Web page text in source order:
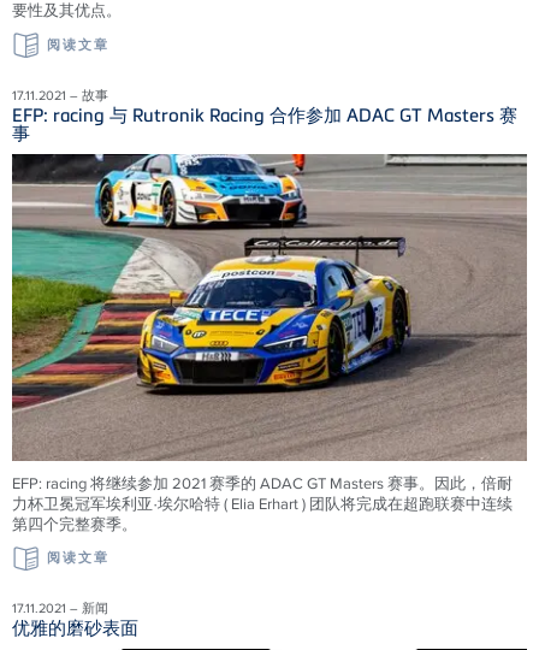
要性及其优点。
阅读文章
17.11.2021 – 故事
EFP: racing 与 Rutronik Racing 合作参加 ADAC GT Masters 赛
事
EFP: racing 将继续参加 2021 赛季的 ADAC GT Masters 赛事。因此，倍耐
力杯卫冕冠军埃利亚·埃尔哈特 ( Elia Erhart ) 团队将完成在超跑联赛中连续
第四个完整赛季。
阅读文章
17.11.2021 – 新闻
优雅的磨砂表面